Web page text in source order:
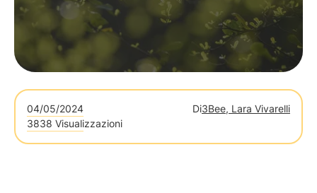
04/05/2024 Di3Bee, Lara Vivarelli
3838 Visualizzazioni